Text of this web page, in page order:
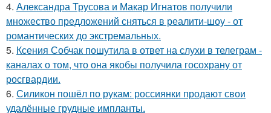
4. Александра Трусова и Макар Игнатов получили
множество предложений сняться в реалити-шоу - от
романтических до экстремальных.
5. Ксения Собчак пошутила в ответ на слухи в телеграм -
каналах о том, что она якобы получила госохрану от
росгвардии.
6. Силикон пошёл по рукам: россиянки продают свои
удалённые грудные импланты.